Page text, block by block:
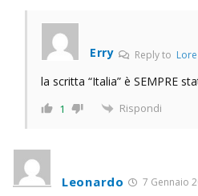
Erry Reply to Lore
la scritta “Italia” è SEMPRE
1 Rispondi
Leonardo 7 Gennaio